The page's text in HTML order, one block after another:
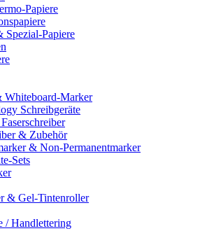
Papiere
Spezial-Papiere
Whiteboard-Marker
Schreibgeräte
& Zubehör
& Non-Permanentmarker
Sets
& Gel-Tintenroller
/ Handlettering